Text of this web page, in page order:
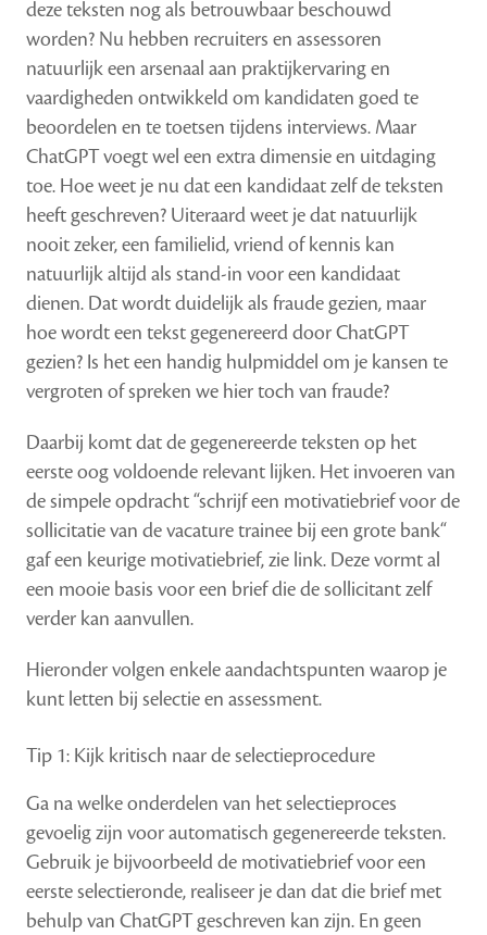
deze teksten nog als betrouwbaar beschouwd
worden? Nu hebben recruiters en assessoren
natuurlijk een arsenaal aan praktijkervaring en
vaardigheden ontwikkeld om kandidaten goed te
beoordelen en te toetsen tijdens interviews. Maar
ChatGPT voegt wel een extra dimensie en uitdaging
toe. Hoe weet je nu dat een kandidaat zelf de teksten
heeft geschreven? Uiteraard weet je dat natuurlijk
nooit zeker, een familielid, vriend of kennis kan
natuurlijk altijd als stand-in voor een kandidaat
dienen. Dat wordt duidelijk als fraude gezien, maar
hoe wordt een tekst gegenereerd door ChatGPT
gezien? Is het een handig hulpmiddel om je kansen te
vergroten of spreken we hier toch van fraude?
Daarbij komt dat de gegenereerde teksten op het
eerste oog voldoende relevant lijken. Het invoeren van
de simpele opdracht “schrijf een motivatiebrief voor de
sollicitatie van de vacature trainee bij een grote bank“
gaf een keurige motivatiebrief, zie link. Deze vormt al
een mooie basis voor een brief die de sollicitant zelf
verder kan aanvullen.
Hieronder volgen enkele aandachtspunten waarop je
kunt letten bij selectie en assessment.
Tip 1: Kijk kritisch naar de selectieprocedure
Ga na welke onderdelen van het selectieproces
gevoelig zijn voor automatisch gegenereerde teksten.
Gebruik je bijvoorbeeld de motivatiebrief voor een
eerste selectieronde, realiseer je dan dat die brief met
behulp van ChatGPT geschreven kan zijn. En geen